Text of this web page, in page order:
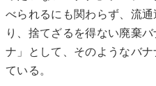
べられるにも関わらず、流
り、捨てざるを得ない廃棄
ナ」として、そのようなバ
ている。